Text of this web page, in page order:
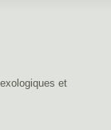
et